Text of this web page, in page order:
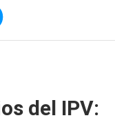
del IPV: